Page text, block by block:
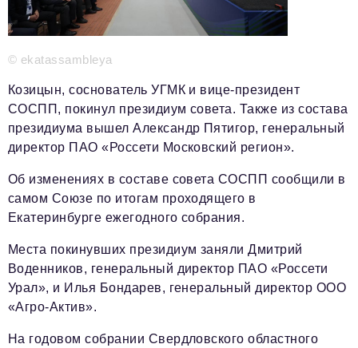
Телефон редакции:+7 495 727-01-67
Электронные почты редакции:
Информационный отдел
info@business-magazine.online
Отдел рекламы
reklama@business-magazine.online
podpiska@business-magazine.online
Отдел по работе с партнерами
partner@business-magazine.online
© ekatassambleya
Козицын, соснователь УГМК и вице-президент
СОСПП, покинул президиум совета. Также из состава
президиума вышел Александр Пятигор, генеральный
директор ПАО «Россети Московский регион».
Об изменениях в составе совета СОСПП сообщили в
самом Союзе по итогам проходящего в
Екатеринбурге ежегодного собрания.
Места покинувших президиум заняли Дмитрий
Воденников, генеральный директор ПАО «Россети
Урал», и Илья Бондарев, генеральный директор ООО
«Агро-Актив».
На годовом собрании Свердловского областного